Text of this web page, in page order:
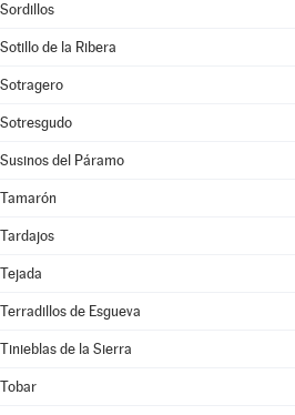
Sordillos
Sotillo de la Ribera
Sotragero
Sotresgudo
Susinos del Páramo
Tamarón
Tardajos
Tejada
Terradillos de Esgueva
Tinieblas de la Sierra
Tobar